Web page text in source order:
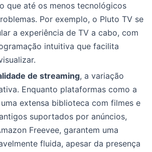
que até os menos tecnológicos
Por exemplo, o Pluto TV se
a experiência de TV a cabo, com
intuitiva que facilita
de streaming, a variação
Enquanto plataformas como a
extensa biblioteca com filmes e
suportados por anúncios,
Freevee, garantem uma
fluida, apesar da presença